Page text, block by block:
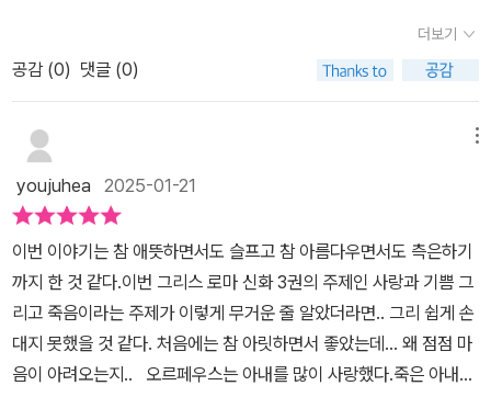
가의 <그리스 로마 신화> 출간 소식은 기대감을 상승시켰다.3편에서
는 태양의 신 헬리오스와 아들 파에톤 이야기.와인의 신 디오니소스
와 관련된 이야기.음악과 악기 등 예술을 사랑한 신과 인간의 이야기.
🔥 다양한 주제와 소재로 신과 인간의 세상을 넘나들며,생각과 마음
을 키우는 메시지를 담아냈다.📍p30'내가 왜 그 비밀을 말해주었을
까. 아이들이 모욕하든 놀림감이 되든 이겨내고 사는 게 진정한 용기
인데, 파에톤 너는 어째서 이런 방식으로 네 용기를 증명하려고 한 거
니...'📍p63'부나 권력은 인생의 진정한 즐거움 앞에서 덧없는 것이거
늘. 어쩔 수 없구나. 좋다. 앞으로 그대가 만지는 모든 것이 금으로 변
하게 해주겠다. 그대가 힘없는 노인을 공경하고 정성스레 대접하는
것을 보고 현명한 왕이라 생각해서 그대에게 선물을 주려고 왔는데,
그대의 소원이 고작 부자가 되는 것이라니 어쩔 수 없지. 나중에 후회
더보기
공감 (0) 댓글 (0)
youjuhea 2025-01-21
이번 이야기는 참 애뜻하면서도 슬프고 참 아름다우면서도 측은하기
까지 한 것 같다.이번 그리스 로마 신화 3권의 주제인 사랑과 기쁨 그
리고 죽음이라는 주제가 이렇게 무거운 줄 알았더라면.. 그리 쉽게 손
대지 못했을 것 같다. 처음에는 참 아릿하면서 좋았는데... 왜 점점 마
음이 아려오는지.. 오르페우스는 아내를 많이 사랑했다.죽은 아내의